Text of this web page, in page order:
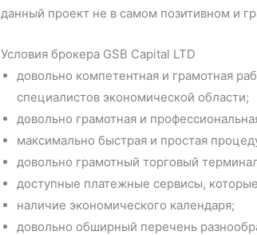
данный проект не в самом позитивном и
Условия брокера GSB Capital LTD
довольно компетентная и грамотная
специалистов экономической области;
довольно грамотная и
максимально быстрая и простая
довольно грамотный торговый
доступные платежные сервисы,
наличие экономического календаря;
довольно обширный перечень